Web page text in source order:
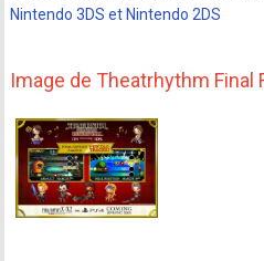
Nintendo 3DS et Nintendo 2DS
Image de Theatrhythm Final